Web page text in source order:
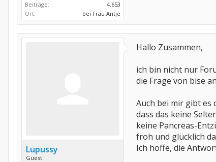
Beiträge:
4.653
Ort:
bei Frau Antje
Lupussy
Guest
Hallo Zusammen,
ich bin nicht nur
die Frage von bise
Auch bei mir gibt es
dass das keine
keine Pancreas-
froh und glücklich
Ich hoffe, die